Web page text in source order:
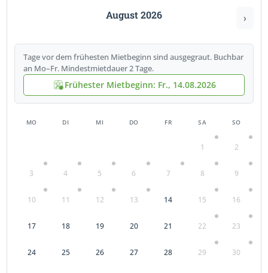
August 2026 ›
Tage vor dem frühesten Mietbeginn sind ausgegraut. Buchbar
an Mo–Fr. Mindestmietdauer 2 Tage.
Frühester Mietbeginn: Fr., 14.08.2026
MO DI MI DO FR SA SO
1 2
3 4 5 6 7 8 9
10 11 12 13 14 15 16
17 18 19 20 21 22 23
24 25 26 27 28 29 30